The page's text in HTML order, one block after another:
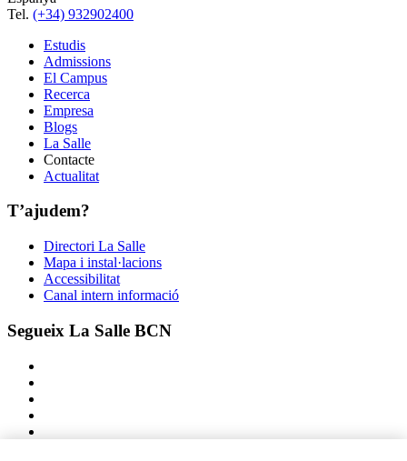
Tel. (+34) 932902400
Estudis
Admissions
El Campus
Recerca
Empresa
Blogs
La Salle
Contacte
Actualitat
T’ajudem?
Directori La Salle
Mapa i instal·lacions
Accessibilitat
Canal intern informació
Segueix La Salle BCN